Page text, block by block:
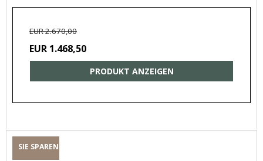
EUR 2.670,00
EUR 1.468,50
PRODUKT ANZEIGEN
SIE SPAREN